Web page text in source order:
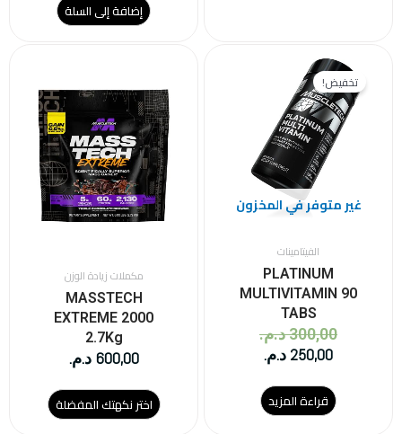
إضافة إلى السلة
غير متوفر في المخزون
تخفيض!
الفيتامينات
PLATINUM
MULTIVITAMIN 90
TABS
300,00د.م.
250,00 د.م.
قراءة المزيد
مكملات زيادة الوزن
MASSTECH
EXTREME 2000
2.7Kg
600,00 د.م.
اختر نكهتك المفضلة
من
الأشكال
المختلفة
لهذا
المنتج.
يمكن
اختيار